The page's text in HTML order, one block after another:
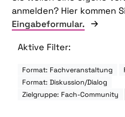
anmelden? Hier kommen
Eingabeformular.
Aktive Filter:
Format: Fachveranstaltung
Format: Diskussion/Dialog
Zielgruppe: Fach-Community